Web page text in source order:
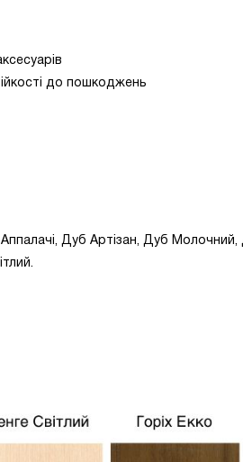
до пошкоджень
Аппалачі, Дуб Артізан, Дуб Молочний,